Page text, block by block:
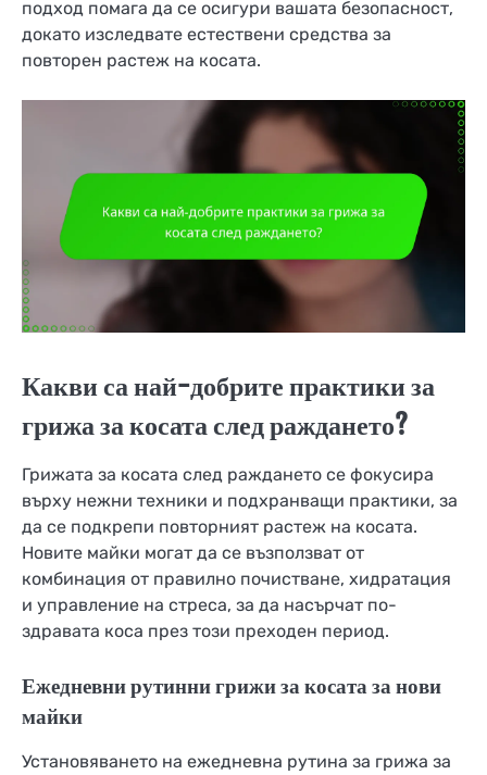
подход помага да се осигури вашата безопасност,
докато изследвате естествени средства за
повторен растеж на косата.
Какви са най-добрите практики за
грижа за косата след раждането?
Грижата за косата след раждането се фокусира
върху нежни техники и подхранващи практики, за
да се подкрепи повторният растеж на косата.
Новите майки могат да се възползват от
комбинация от правилно почистване, хидратация
и управление на стреса, за да насърчат по-
здравата коса през този преходен период.
Ежедневни рутинни грижи за косата за нови
майки
Установяването на ежедневна рутина за грижа за